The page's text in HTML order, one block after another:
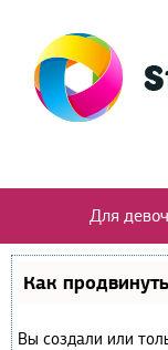
Для
Как
Вы создали или